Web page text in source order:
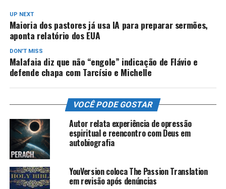
UP NEXT
Maioria dos pastores já usa IA para preparar sermões,
aponta relatório dos EUA
DON'T MISS
Malafaia diz que não “engole” indicação de Flávio e
defende chapa com Tarcísio e Michelle
VOCÊ PODE GOSTAR
Autor relata experiência de opressão
espiritual e reencontro com Deus em
autobiografia
YouVersion coloca The Passion Translation
em revisão após denúncias